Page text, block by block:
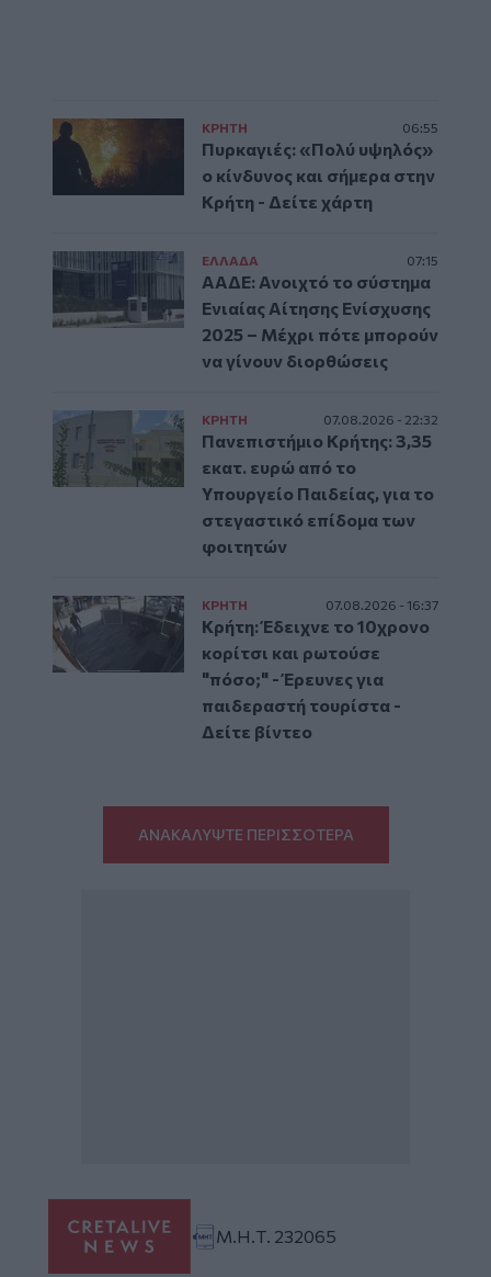
ΚΡΗΤΗ 06:55
Πυρκαγιές: «Πολύ υψηλός»
ο κίνδυνος και σήμερα στην
Κρήτη - Δείτε χάρτη
ΕΛΛAΔΑ 07:15
ΑΑΔΕ: Ανοιχτό το σύστημα
Ενιαίας Αίτησης Ενίσχυσης
2025 – Μέχρι πότε μπορούν
να γίνουν διορθώσεις
ΚΡΗΤΗ 07.08.2026 - 22:32
Πανεπιστήμιο Κρήτης: 3,35
εκατ. ευρώ από το
Υπουργείο Παιδείας, για το
στεγαστικό επίδομα των
φοιτητών
ΚΡΗΤΗ 07.08.2026 - 16:37
Κρήτη: Έδειχνε το 10χρονο
κορίτσι και ρωτούσε
"πόσο;" - Έρευνες για
παιδεραστή τουρίστα -
Δείτε βίντεο
ΑΝΑΚΑΛΥΨΤΕ ΠΕΡΙΣΣΟΤΕΡΑ
Μ.Η.Τ. 232065